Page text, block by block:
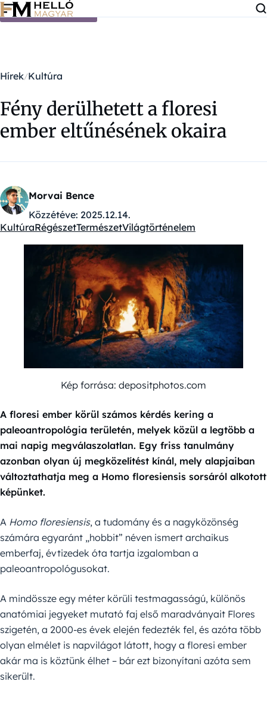
Ugrás a tartalomra
Hírek Kultúra
Fény derülhetett a floresi
ember eltűnésének okaira
Morvai Bence
Közzétéve: 2025.12.14.
Kategóriák:
KultúraRégészetTermészetVilágtörténelem
Kép forrása: depositphotos.com
A floresi ember körül számos kérdés kering a
paleoantropológia területén, melyek közül a legtöbb a
mai napig megválaszolatlan. Egy friss tanulmány
azonban olyan új megközelítést kínál, mely alapjaiban
változtathatja meg a Homo floresiensis sorsáról alkotott
képünket.
A Homo floresiensis, a tudomány és a nagyközönség
számára egyaránt „hobbit” néven ismert archaikus
emberfaj, évtizedek óta tartja izgalomban a
paleoantropológusokat.
A mindössze egy méter körüli testmagasságú, különös
anatómiai jegyeket mutató faj első maradványait Flores
szigetén, a 2000-es évek elején fedezték fel, és azóta több
olyan elmélet is napvilágot látott, hogy a floresi ember
akár ma is köztünk élhet – bár ezt bizonyítani azóta sem
sikerült.